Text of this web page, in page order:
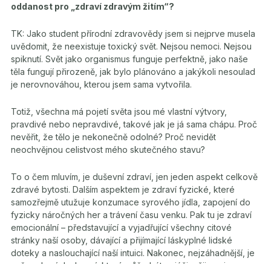
oddanost pro „zdraví zdravým žitím“?
TK: Jako student přírodní zdravovědy jsem si nejprve musela
uvědomit, že neexistuje toxický svět. Nejsou nemoci. Nejsou
spiknutí. Svět jako organismus funguje perfektně, jako naše
těla fungují přirozeně, jak bylo plánováno a jakýkoli nesoulad
je nerovnováhou, kterou jsem sama vytvořila.
Totiž, všechna má pojetí světa jsou mé vlastní výtvory,
pravdivé nebo nepravdivé, takové jak je já sama chápu. Proč
nevěřit, že tělo je nekonečně odolné? Proč nevidět
neochvějnou celistvost mého skutečného stavu?
To o čem mluvím, je duševní zdraví, jen jeden aspekt celkově
zdravé bytosti. Dalším aspektem je zdraví fyzické, které
samozřejmě utužuje konzumace syrového jídla, zapojení do
fyzicky náročných her a trávení času venku. Pak tu je zdraví
emocionální – představující a vyjadřující všechny citové
stránky naší osoby, dávající a přijímající láskyplné lidské
doteky a naslouchající naší intuici. Nakonec, nejzáhadnější, je